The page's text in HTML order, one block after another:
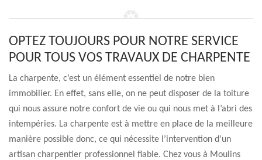
OPTEZ TOUJOURS POUR NOTRE SERVICE
POUR TOUS VOS TRAVAUX DE CHARPENTE
La charpente, c’est un élément essentiel de notre bien
immobilier. En effet, sans elle, on ne peut disposer de la toiture
qui nous assure notre confort de vie ou qui nous met à l’abri des
intempéries. La charpente est à mettre en place de la meilleure
manière possible donc, ce qui nécessite l’intervention d’un
artisan charpentier professionnel fiable. Chez vous à Moulins